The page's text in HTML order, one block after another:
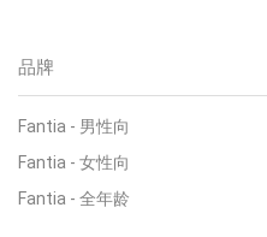
品牌
Fantia - 男性向
Fantia - 女性向
Fantia - 全年龄